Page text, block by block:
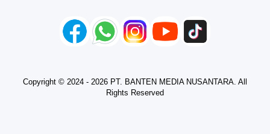
Copyright © 2024 - 2026 PT. BANTEN MEDIA NUSANTARA. All
Rights Reserved